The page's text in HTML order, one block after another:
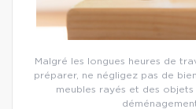
Malgré les longues heures de
préparer, ne négligez pas de
meubles rayés et des